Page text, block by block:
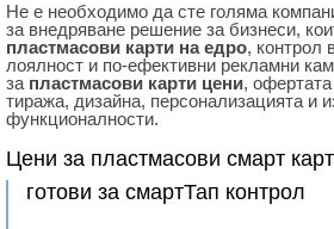
Не е необходимо да сте голяма
за внедряване решение за бизнеси,
пластмасови карти на едро, контрол
лоялност и по-ефективни рекламни
за пластмасови карти цени, офертата
тиража, дизайна, персонализацията и
функционалности.
Цени за пластмасови смарт
готови за смартТап контрол